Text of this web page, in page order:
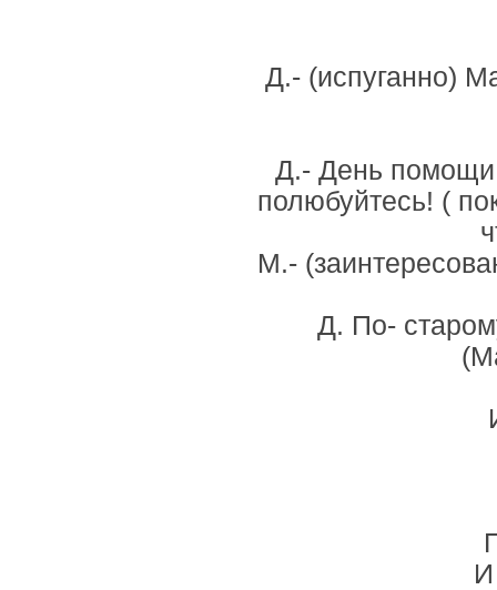
Д.- (испуганно)
Д.- День помощи
полюбуйтесь! (
М.-
Д. По-